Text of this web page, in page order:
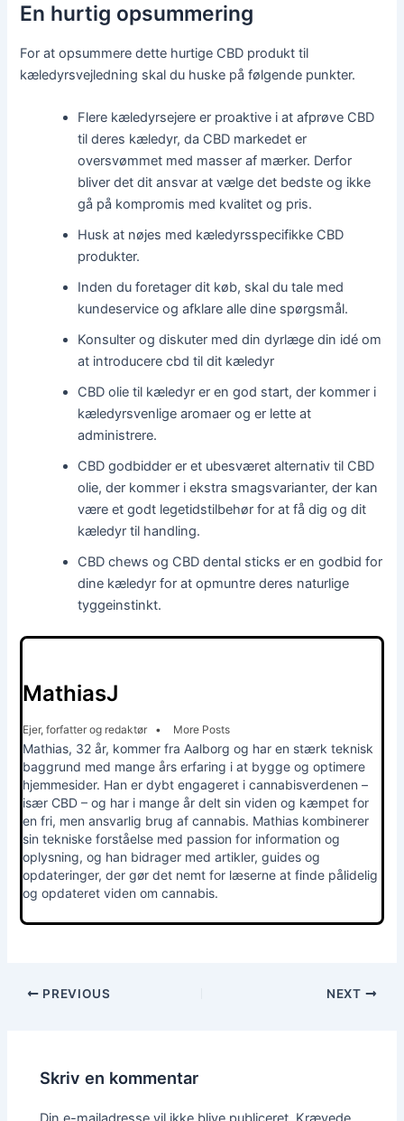
En hurtig opsummering
For at opsummere dette hurtige CBD produkt til
kæledyrsvejledning skal du huske på følgende punkter.
Flere kæledyrsejere er proaktive i at afprøve CBD
til deres kæledyr, da CBD markedet er
oversvømmet med masser af mærker. Derfor
bliver det dit ansvar at vælge det bedste og ikke
gå på kompromis med kvalitet og pris.
Husk at nøjes med kæledyrsspecifikke CBD
produkter.
Inden du foretager dit køb, skal du tale med
kundeservice og afklare alle dine spørgsmål.
Konsulter og diskuter med din dyrlæge din idé om
at introducere cbd til dit kæledyr
CBD olie til kæledyr er en god start, der kommer i
kæledyrsvenlige aromaer og er lette at
administrere.
CBD godbidder er et ubesværet alternativ til CBD
olie, der kommer i ekstra smagsvarianter, der kan
være et godt legetidstilbehør for at få dig og dit
kæledyr til handling.
CBD chews og CBD dental sticks er en godbid for
dine kæledyr for at opmuntre deres naturlige
tyggeinstinkt.
MathiasJ
Ejer, forfatter og redaktør • More Posts
Mathias, 32 år, kommer fra Aalborg og har en stærk teknisk
baggrund med mange års erfaring i at bygge og optimere
hjemmesider. Han er dybt engageret i cannabisverdenen –
især CBD – og har i mange år delt sin viden og kæmpet for
en fri, men ansvarlig brug af cannabis. Mathias kombinerer
sin tekniske forståelse med passion for information og
oplysning, og han bidrager med artikler, guides og
opdateringer, der gør det nemt for læserne at finde pålidelig
og opdateret viden om cannabis.
PREVIOUS NEXT
Skriv en kommentar